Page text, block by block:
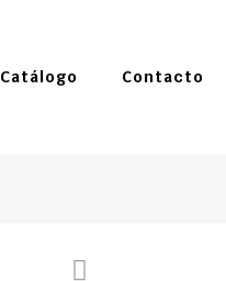
Catálogo Contacto